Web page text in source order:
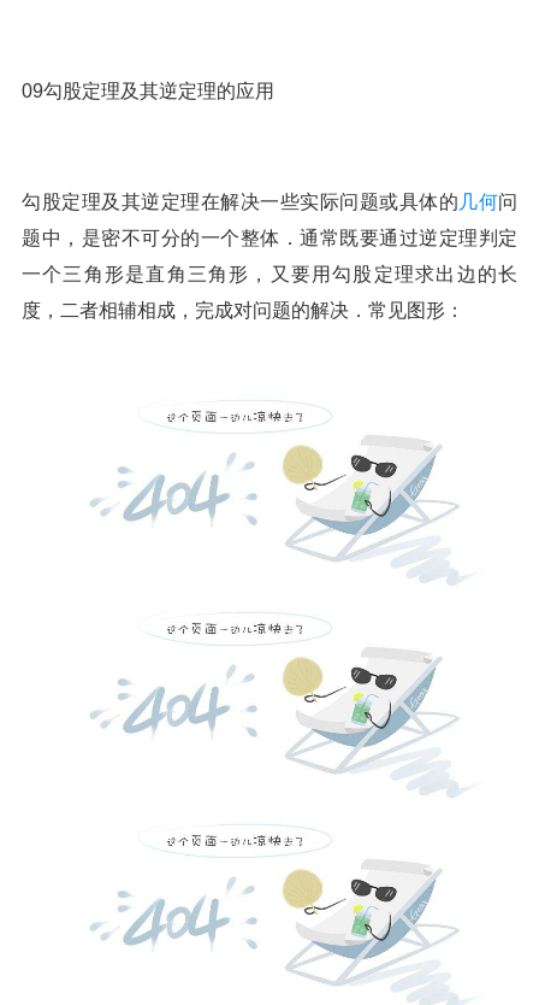
09勾股定理及其逆定理的应用
勾股定理及其逆定理在解决一些实际问题或具体的几何问
题中，是密不可分的一个整体．通常既要通过逆定理判定
一个三角形是直角三角形，又要用勾股定理求出边的长
度，二者相辅相成，完成对问题的解决．常见图形：